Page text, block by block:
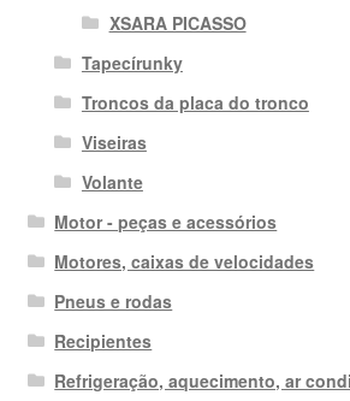
XSARA PICASSO
Tapecírunky
Troncos da placa do tronco
Viseiras
Volante
Motor - peças e acessórios
Motores, caixas de velocidades
Pneus e rodas
Recipientes
Refrigeração, aquecimento, ar